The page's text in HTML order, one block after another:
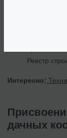
на
объекта в
Реестр
Интересно:
дачных